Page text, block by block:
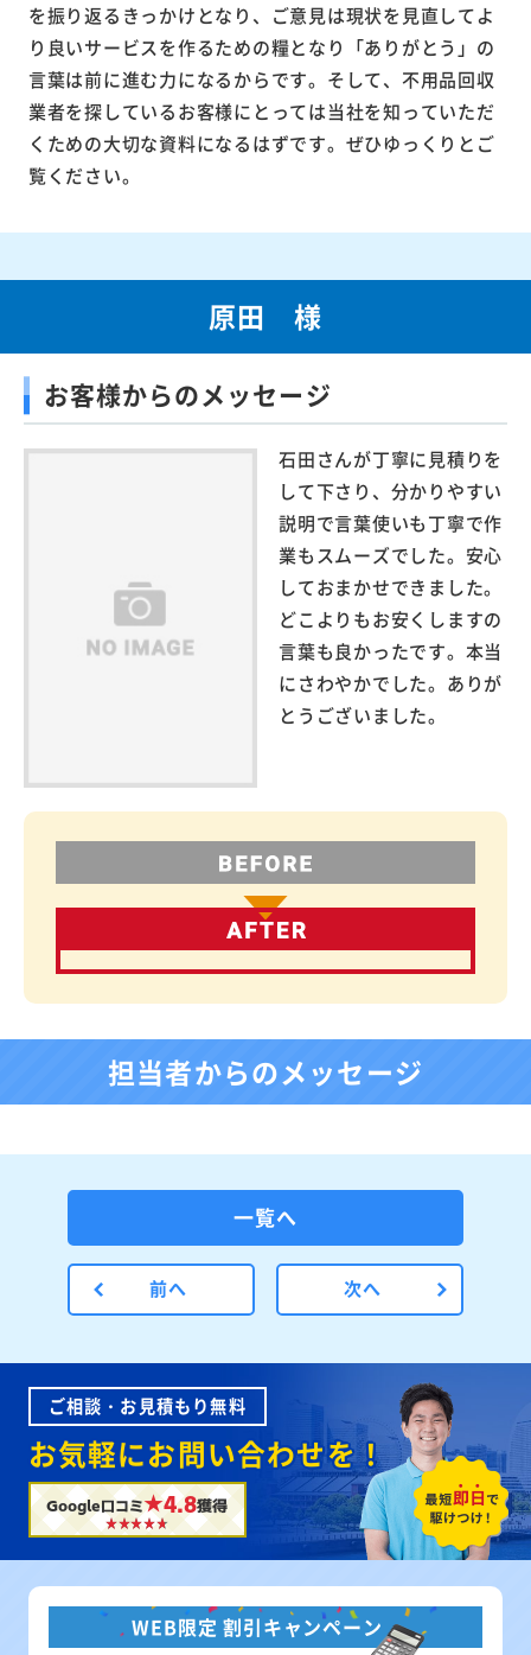
を振り返るきっかけとなり、ご意見は現状を見直してよ
り良いサービスを作るための糧となり「ありがとう」の
言葉は前に進む力になるからです。そして、不用品回収
業者を探しているお客様にとっては当社を知っていただ
くための大切な資料になるはずです。ぜひゆっくりとご
覧ください。
原田 様
お客様からのメッセージ
石田さんが丁寧に見積りを
して下さり、分かりやすい
説明で言葉使いも丁寧で作
業もスムーズでした。安心
しておまかせできました。
どこよりもお安くしますの
言葉も良かったです。本当
にさわやかでした。ありが
とうございました。
担当者からのメッセージ
前へ
一覧へ
次へ
ご相談・お見積もり無料
お気軽にお問い合わせを！
Google口コミ★4.8獲得
WEB限定 割引キャンペーン